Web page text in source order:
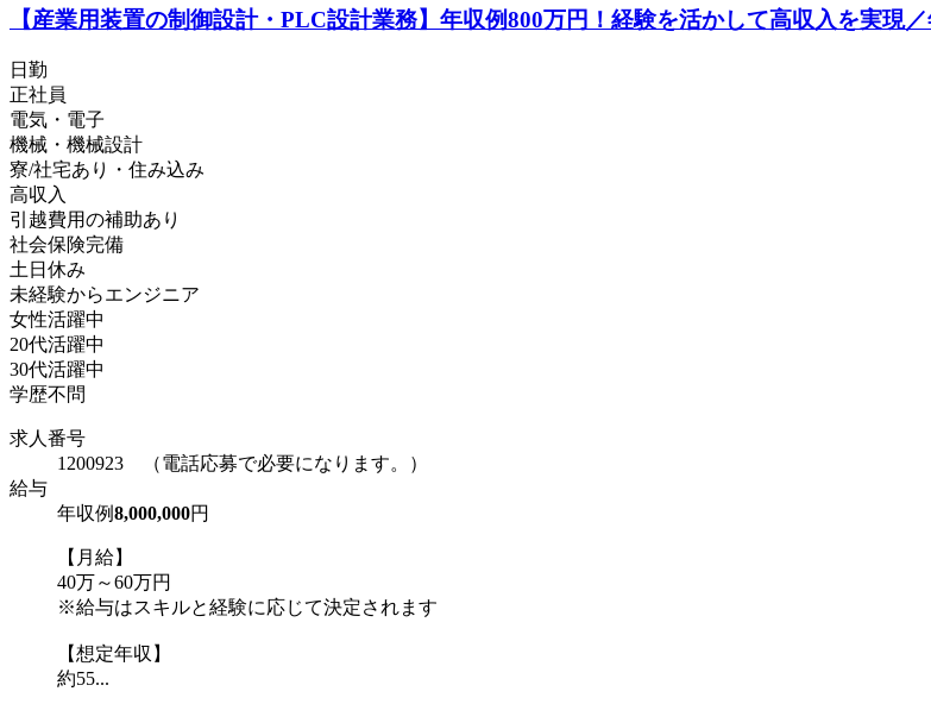
【産業用装置の制御設計・PLC設計業務】年収例800万円！経験を活かして高収入を実現
日勤
正社員
電気・電子
機械・機械設計
寮/社宅あり・住み込み
高収入
引越費用の補助あり
社会保険完備
土日休み
未経験からエンジニア
女性活躍中
20代活躍中
30代活躍中
学歴不問
求人番号
1200923 （電話応募で必要になります。）
給与
年収例8,000,000円
【月給】
40万～60万円
※給与はスキルと経験に応じて決定されます
【想定年収】
約55...